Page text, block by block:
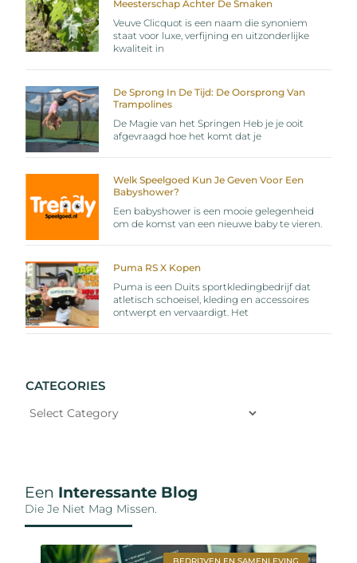
Meesterschap Achter De Smaken
Veuve Clicquot is een naam die synoniem
staat voor luxe, verfijning en uitzonderlijke
kwaliteit in
De Sprong In De Tijd: De Oorsprong Van
Trampolines
De Magie van het Springen Heb je je ooit
afgevraagd hoe het komt dat je
Welk Speelgoed Kun Je Geven Voor Een
Babyshower?
Een babyshower is een mooie gelegenheid
om de komst van een nieuwe baby te vieren.
Puma RS X Kopen
Puma is een Duits sportkledingbedrijf dat
atletisch schoeisel, kleding en accessoires
ontwerpt en vervaardigt. Het
CATEGORIES
Een Interessante Blog
Die Je Niet Mag Missen.
BEDRIJVEN EN SAMENLEVING